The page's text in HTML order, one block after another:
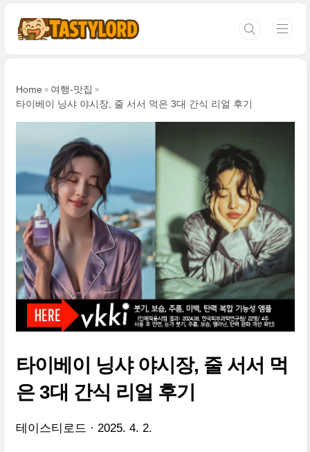
Home
여행-맛집
타이베이 닝샤 야시장, 줄 서서 먹은 3대 간식 리얼 후기
타이베이 닝샤 야시장, 줄 서서 먹
은 3대 간식 리얼 후기
테이스티로드 2025. 4. 2.